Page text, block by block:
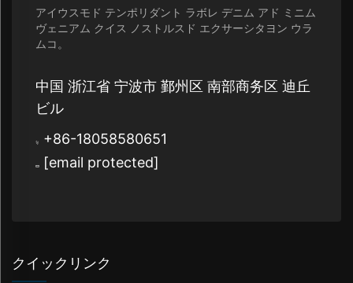
アイウスモド テンポリダント ラボレ デニム アド ミニム
ヴェニアム クイス ノストルスド エクサーシタヨン ウラ
ムコ。
中国 浙江省 宁波市 鄞州区 南部商务区 迪丘
ビル
+86-18058580651
[email protected]
クイックリンク